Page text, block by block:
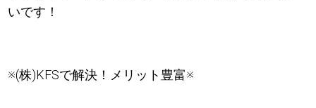
いです！
※(株)KFSで解決！メリット豊富※